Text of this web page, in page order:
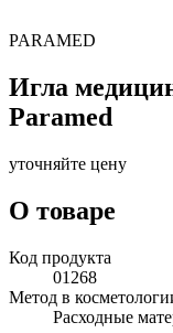
PARAMED
Игла
Paramed
уточняйте цену
О товаре
Код продукта
01268
Метод в
Расходные